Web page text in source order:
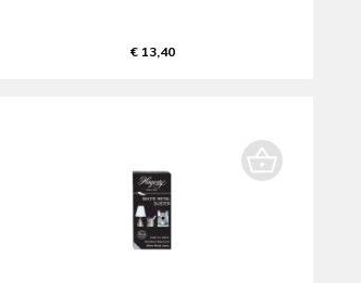
€ 13,40